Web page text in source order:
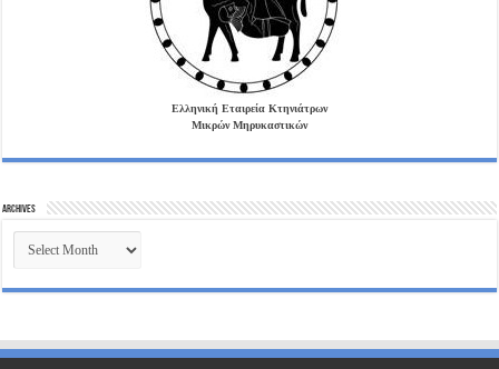
Ελληνική Εταιρεία Κτηνιάτρων
Μικρών Μηρυκαστικών
Archives
Archives